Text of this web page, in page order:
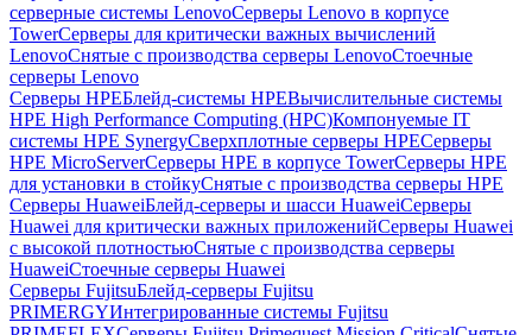
серверные системы LenovoСерверы Lenovo в корпусе
TowerСерверы для критически важных вычислений
LenovoСнятые с производства серверы LenovoСтоечные
серверы Lenovo
Серверы HPEБлейд-системы HPEВычислительные системы
HPE High Performance Computing (HPC)Компонуемые IT
системы HPE SynergyСверхплотные серверы HPEСерверы
HPE MicroServerСерверы HPE в корпусе TowerСерверы HPE
для установки в стойкуСнятые с производства серверы HPE
Серверы HuaweiБлейд-серверы и шасси HuaweiСерверы
Huawei для критически важных приложенийСерверы Huawei
с высокой плотностьюСнятые с производства серверы
HuaweiСтоечные серверы Huawei
Серверы FujitsuБлейд-серверы Fujitsu
PRIMERGYИнтегрированные системы Fujitsu